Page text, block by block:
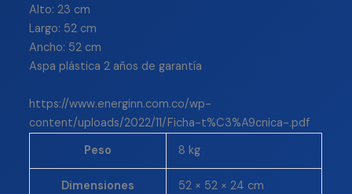
Alto: 23 cm
Largo: 52 cm
Ancho: 52 cm
Aspa plástica 2 años de garantía
https://www.energinn.com.co/wp-
content/uploads/2022/11/Ficha-t%C3%A9cnica-.pdf
Peso
8 kg
Dimensiones 52 × 52 × 24 cm